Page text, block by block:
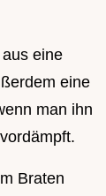
eine
eine
man ihn
Braten